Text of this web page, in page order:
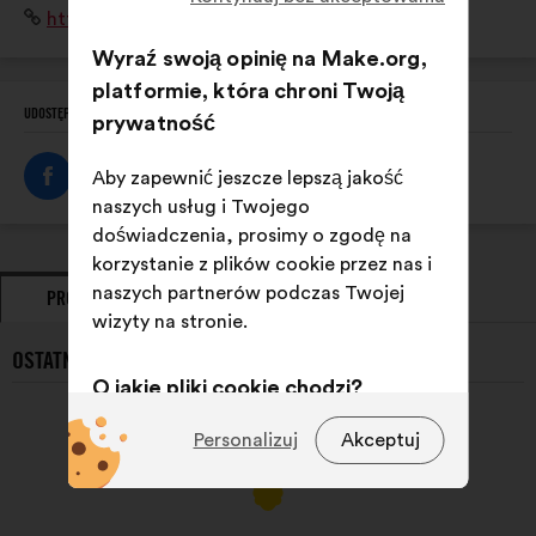
politiques publiques, et de mobiliser l'ensemble de la
société civile.
Strona
internetowa:
https://www.ofb.gouv.fr/
UDOSTĘPNIJ TEN PROFIL
PROPOZYCJE ZAJĘTE STANOWISKA
OSTATNIE PROPOZYCJE {NAME}}:
Wyraź swoją opinię na Make.org,
platformie, która chroni Twoją
prywatność
Aby zapewnić jeszcze lepszą jakość
naszych usług i Twojego
doświadczenia, prosimy o zgodę na
korzystanie z plików cookie przez nas i
naszych partnerów podczas Twojej
wizyty na stronie.
O jakie pliki cookie chodzi?
Techniczne:pliki cookie niezbędne
do funkcjonowania strony
Preferencyjne: pliki cookie
Akceptuj
Personalizuj